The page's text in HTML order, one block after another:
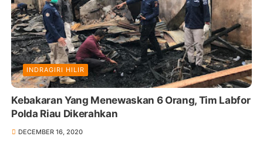
INDRAGIRI HILIR
Kebakaran Yang Menewaskan 6 Orang, Tim Labfor
Polda Riau Dikerahkan
DECEMBER 16, 2020